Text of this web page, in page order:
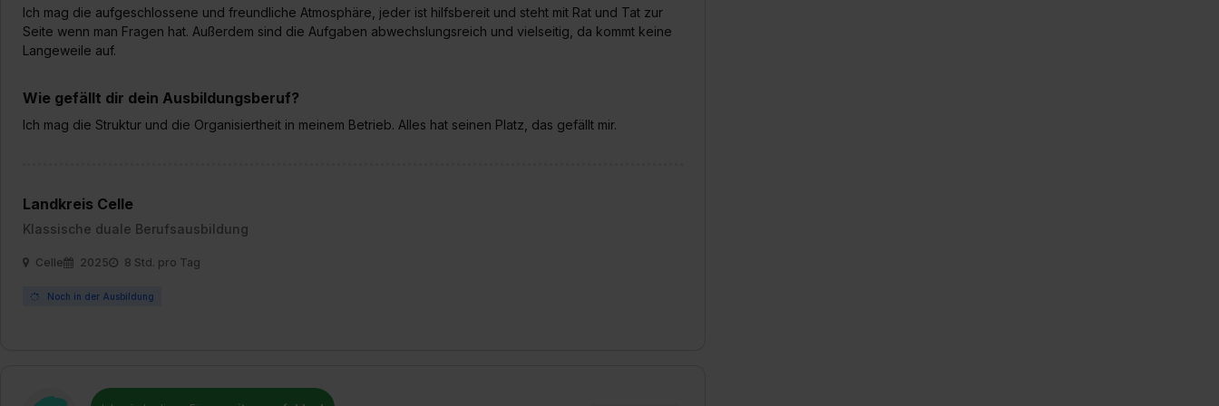
Ich mag die aufgeschlossene und freundliche Atmosphäre, jeder ist hilfsbereit und steht mit Rat und Tat zur
Seite wenn man Fragen hat. Außerdem sind die Aufgaben abwechslungsreich und vielseitig, da kommt keine
Langeweile auf.
Wie gefällt dir dein Ausbildungsberuf?
Ich mag die Struktur und die Organisiertheit in meinem Betrieb. Alles hat seinen Platz, das gefällt mir.
Landkreis Celle
Klassische duale Berufsausbildung
Celle 2025 8 Std. pro Tag
Noch in der Ausbildung